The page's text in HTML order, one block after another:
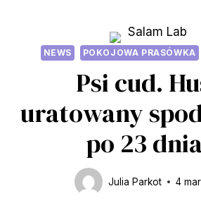
NEWS POKOJOWA PRASÓWKA
Psi cud.
uratowany
po 23
Julia Parkot 4